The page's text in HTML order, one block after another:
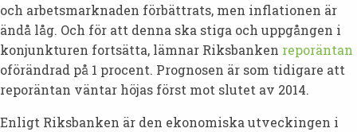
och arbetsmarknaden förbättrats, men inflationen är
ändå låg. Och för att denna ska stiga och uppgången i
konjunkturen fortsätta, lämnar Riksbanken reporäntan
oförändrad på 1 procent. Prognosen är som tidigare att
reporäntan väntar höjas först mot slutet av 2014.
Enligt Riksbanken är den ekonomiska utveckingen i